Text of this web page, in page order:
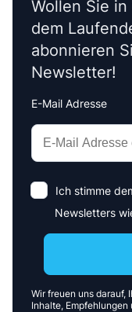
Wollen Sie
dem
abonnieren
Newsletter!
E-Mail Adresse
Interests
Amount
Ich stimme
Newsletters
Wir freuen uns darauf,
Inhalte, Empfehlungen